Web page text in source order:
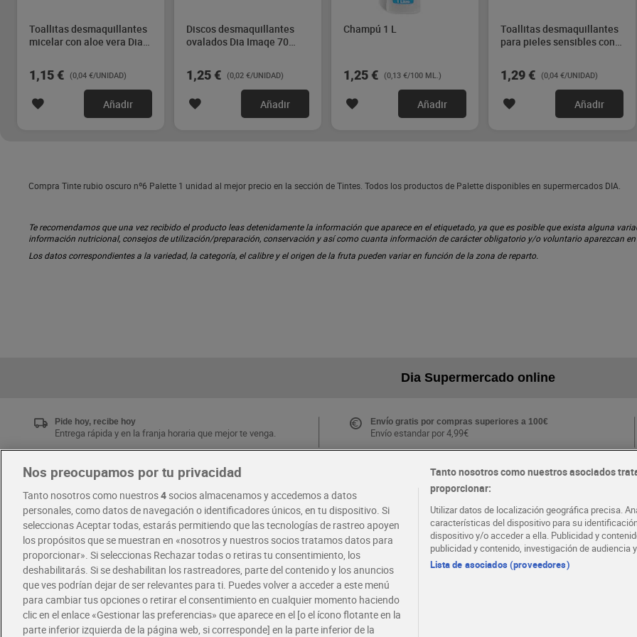
Toallitas desmaquillantes
micelar con aloe vera Dia
1,15 € (0,04 €/UNIDAD)
Añadir
Discos desmaquillantes
ovalados Dia Imaqe 70
1,25 € (0,02 €/UNIDAD)
Añadir
Champú 1 L
1,25 € (0,13 €/100 ML.)
Añadir
Toallitas desmaquillantes
para pieles sensibles con
Imaqe 30 unidades
1,29 € (0,04 €/UNIDAD)
Añadir
Compra Tinte rubio oscuro nº6 Palette 1 unidad al mejor precio en la sección de Tintes. Todos los productos de Palette disponibles en supermercados DIA.
Te recomendamos que una vez recibido el producto leas detenidamente la información que aparece en el etiquetado, ya que es posible que exista alguna
información nutricional, consejos de utilización/preparación, conservación y así como cuanta información de carácter obligatorio y/o voluntario aparezcan en
Los datos correspondientes a la variedad, la categoría, el calibre y el origen de la fruta pueden variar en función de la zona de reparto.
Dia Supermercado online
Pide hoy, recibe hoy
Entrega rápida y en la franja horaria que mejor te venga.
Envío gratis por compras superiores a 100€
Envío estandar por 4,99€
Disfruta las ventajas y ofertas exclusivas.
Descárgate la APP Dia
Folletos y Tiendas
cercana
RECETAS · COMER MEJOR CADA DIA · EMPLEO
Nos preocupamos por tu privacidad
Tanto nosotros como nuestros4socios almacenamos y accedemos a datos
personales, como datos de navegación o identificadores únicos, en tu dispositivo. Si
seleccionas Aceptar todas, estarás permitiendo que las tecnologías de rastreo apoyen
los propósitos que se muestran en «nosotros y nuestros socios tratamos datos para
proporcionar». Si seleccionas Rechazar todas o retiras tu consentimiento, los
deshabilitarás. Si se deshabilitan los rastreadores, parte del contenido y los anuncios
que ves podrían dejar de ser relevantes para ti. Puedes volver a acceder a este menú
para cambiar tus opciones o retirar el consentimiento en cualquier momento haciendo
clic en el enlace «Gestionar las preferencias» que aparece en el [o el ícono flotante en la
parte inferior izquierda de la página web, si corresponde] en la parte inferior de la
Tanto nosotros como nuestros asociados
proporcionar:
Utilizar datos de localización geográfica precisa.
características del dispositivo para su
dispositivo y/o acceder a ella. Publicidad y
publicidad y contenido, investigación de audiencia
Lista de asociados (proveedores)